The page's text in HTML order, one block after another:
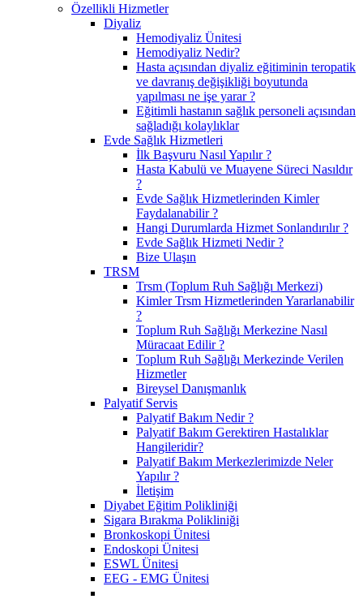
Özellikli Hizmetler
Diyaliz
Hemodiyaliz Ünitesi
Hemodiyaliz Nedir?
Hasta açısından diyaliz eğitiminin teropatik
ve davranış değişikliği boyutunda
yapılması ne işe yarar ?
Eğitimli hastanın sağlık personeli açısından
sağladığı kolaylıklar
Evde Sağlık Hizmetleri
İlk Başvuru Nasıl Yapılır ?
Hasta Kabulü ve Muayene Süreci Nasıldır
?
Evde Sağlık Hizmetlerinden Kimler
Faydalanabilir ?
Hangi Durumlarda Hizmet Sonlandırılır ?
Evde Sağlık Hizmeti Nedir ?
Bize Ulaşın
TRSM
Trsm (Toplum Ruh Sağlığı Merkezi)
Kimler Trsm Hizmetlerinden Yararlanabilir
?
Toplum Ruh Sağlığı Merkezine Nasıl
Müracaat Edilir ?
Toplum Ruh Sağlığı Merkezinde Verilen
Hizmetler
Bireysel Danışmanlık
Palyatif Servis
Palyatif Bakım Nedir ?
Palyatif Bakım Gerektiren Hastalıklar
Hangileridir?
Palyatif Bakım Merkezlerimizde Neler
Yapılır ?
İletişim
Diyabet Eğitim Polikliniği
Sigara Bırakma Polikliniği
Bronkoskopi Ünitesi
Endoskopi Ünitesi
ESWL Ünitesi
EEG - EMG Ünitesi